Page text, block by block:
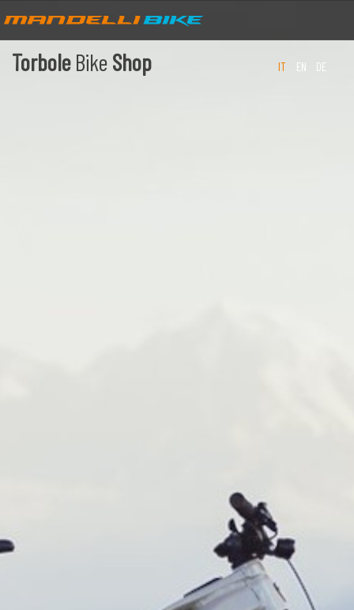
TorboleBike Shop IT EN DE